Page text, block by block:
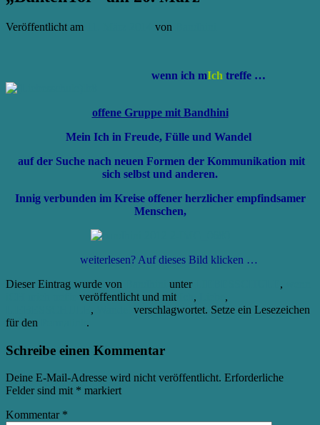
Veröffentlicht am von
wenn ich mIch treffe …
offene Gruppe mit Bandhini
Mein Ich in Freude, Fülle und Wandel
auf der Suche nach neuen Formen der Kommunikation mit
sich selbst und anderen.
Innig verbunden im Kreise offener herzlicher empfindsamer
Menschen,
weiterlesen? Auf dieses Bild klicken …
Dieser Eintrag wurde von
unter ,
veröffentlicht und mit ,
,
,
verschlagwortet. Setze ein Lesezeichen
für den
.
Schreibe einen Kommentar
Deine E-Mail-Adresse wird nicht veröffentlicht. Erforderliche
Felder sind mit * markiert
Kommentar *